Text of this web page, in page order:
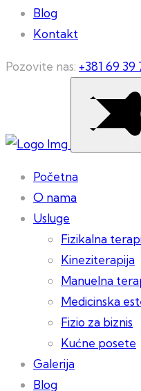
Blog
Kontakt
Pozovite nas: +381 69 39
Početna
O nama
Usluge
Fizikalna
Kineziterapija
Manuelna
Medicinska
Fizio za biznis
Kućne posete
Galerija
Blog